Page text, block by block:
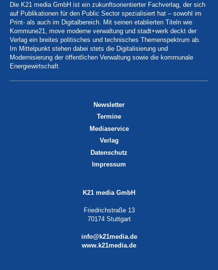
Die K21 media GmbH ist ein zukunftsorientierter Fachverlag, der sich
auf Publikationen für den Public Sector spezialisiert hat – sowohl im
Print- als auch im Digitalbereich. Mit seinen etablierten Titeln wie
Kommune21, move moderne verwaltung und stadt+werk deckt der
Verlag ein breites politisches und technisches Themenspektrum ab.
Im Mittelpunkt stehen dabei stets die Digitalisierung und
Modernisierung der öffentlichen Verwaltung sowie die kommunale
Energiewirtschaft.
Newsletter
Termine
Mediaservice
Verlag
Datenschutz
Impressum
K21 media GmbH
Friedrichstraße 13
70174 Stuttgart
info@k21media.de
www.k21media.de